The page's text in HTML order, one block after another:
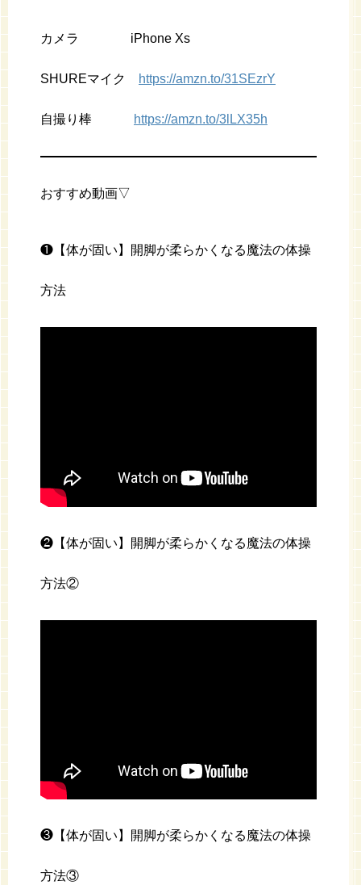
カメラ iPhone Xs
SHUREマイク https://amzn.to/31SEzrY
自撮り棒 https://amzn.to/3lLX35h
おすすめ動画▽
❶【体が固い】開脚が柔らかくなる魔法の体操
方法
❷【体が固い】開脚が柔らかくなる魔法の体操
方法②
❸【体が固い】開脚が柔らかくなる魔法の体操
方法③